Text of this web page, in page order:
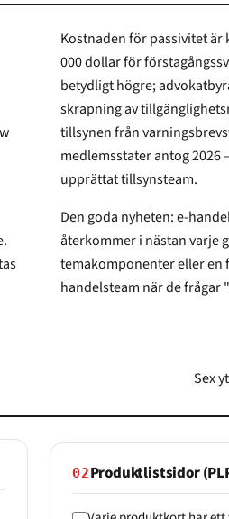
Kostnaden för passivitet är
000 dollar för förstagångssvarande,
betydligt högre; advokatbyråer på
tillsynen från varningsbrevsfasen som dominerade 2025 till bötesutfärdandefasen som många
medlemsstater antog 2026 —
upprättat tillsynsteam.
Den goda nyheten: e-
återkommer i nästan varje
temakomponenter eller en
handelsteam när de frågar
Sex
02Produktlistsidor